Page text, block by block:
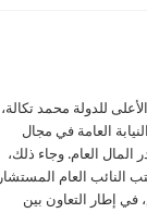
للدولة محمد تكالة،
العامة في مجال
المال العام. وجاء ذلك،
النائب العام المستشار
إطار التعاون بين